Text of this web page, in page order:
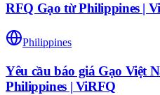
RFQ Gạo từ Philippines |
Philippines
Yêu cầu báo giá Gạo Việt
Philippines | ViRFQ